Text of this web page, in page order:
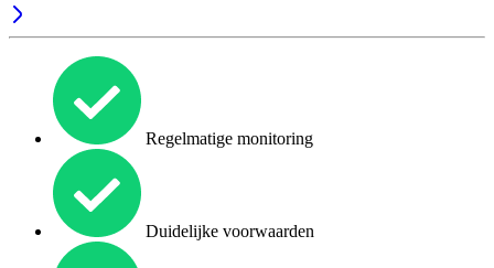
Regelmatige monitoring
Duidelijke voorwaarden